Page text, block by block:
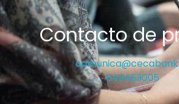
Contacto de
649463005